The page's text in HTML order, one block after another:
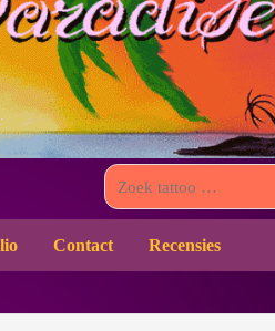
Contact Recensies